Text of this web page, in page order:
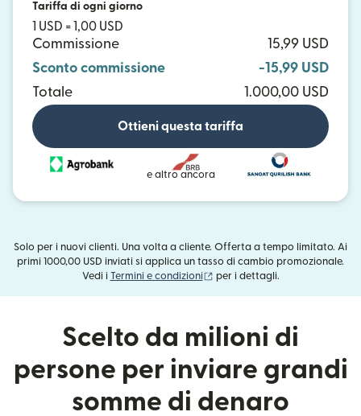
Tariffa di ogni giorno
1 USD = 1,00 USD
Commissione
15,99 USD
Sconto commissione
-15,99 USD
Totale
1.000,00 USD
Ottieni questa tariffa
e altro ancora
Solo per i nuovi clienti. Una volta a cliente. Offerta a tempo limitato. Ai
primi 1000,00 USD inviati si applica un tasso di cambio promozionale.
Vedi i Termini e condizioni (si apre in una nuova finestra)
per i dettagli.
Scelto da milioni di
persone per inviare grandi
somme di denaro